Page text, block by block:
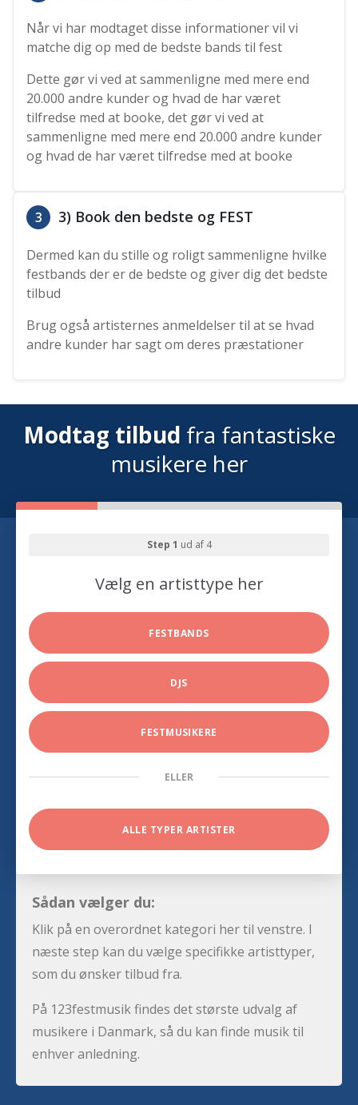
Når vi har modtaget disse informationer vil vi
matche dig op med de bedste bands til fest
Dette gør vi ved at sammenligne med mere end
20.000 andre kunder og hvad de har været
tilfredse med at booke, det gør vi ved at
sammenligne med mere end 20.000 andre kunder
og hvad de har været tilfredse med at booke
3 3) Book den bedste og FEST
Dermed kan du stille og roligt sammenligne hvilke
festbands der er de bedste og giver dig det bedste
tilbud
Brug også artisternes anmeldelser til at se hvad
andre kunder har sagt om deres præstationer
Modtag tilbud fra fantastiske
musikere her
Step 1 ud af 4
Vælg en artisttype her
FESTBANDS
DJS
FESTMUSIKERE
ELLER
ALLE TYPER ARTISTER
Sådan vælger du:
Klik på en overordnet kategori her til venstre. I
næste step kan du vælge specifikke artisttyper,
som du ønsker tilbud fra.
På 123festmusik findes det største udvalg af
musikere i Danmark, så du kan finde musik til
enhver anledning.